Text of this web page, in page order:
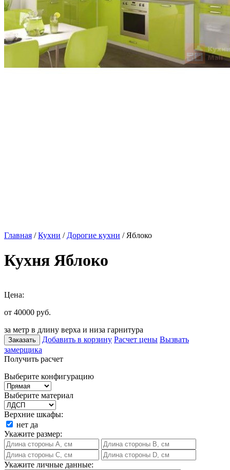
Главная /Кухни / Дорогие кухни / Яблоко
Кухня Яблоко
Цена:
от 40000 руб.
за метр в длину верха и низа гарнитура
Заказать Добавить в корзину Расчет цены Вызвать
замерщика
Получить расчет
Выберите конфигурацию
Выберите материал
Верхние шкафы:
нет да
Укажите размер:
Укажите личные данные: